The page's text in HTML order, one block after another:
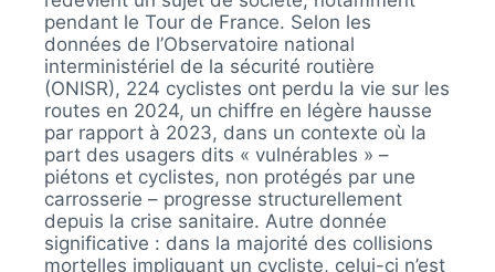
pendant le Tour de France. Selon les
données de l’Observatoire national
interministériel de la sécurité routière
(ONISR), 224 cyclistes ont perdu la vie sur les
routes en 2024, un chiffre en légère hausse
par rapport à 2023, dans un contexte où la
part des usagers dits « vulnérables » –
piétons et cyclistes, non protégés par une
carrosserie – progresse structurellement
depuis la crise sanitaire. Autre donnée
significative : dans la majorité des collisions
mortelles impliquant un cycliste, celui-ci n’est